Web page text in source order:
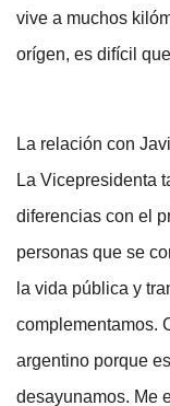
vive a muchos
orígen, es difícil
La relación con
La Vicepresidenta
diferencias con el
personas que se
la vida pública y
complementamos.
argentino porque
desayunamos. Me